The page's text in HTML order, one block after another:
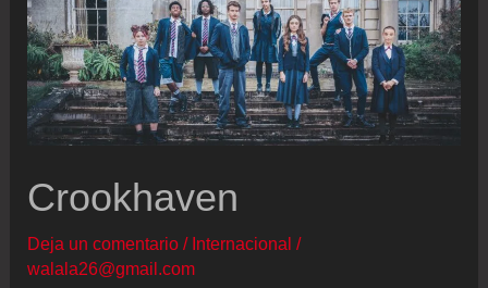
inmigrantes
a
Ceuta,
en
directo
Más
de
40.000
Crookhaven
Deja un comentario / Internacional /
walala26@gmail.com